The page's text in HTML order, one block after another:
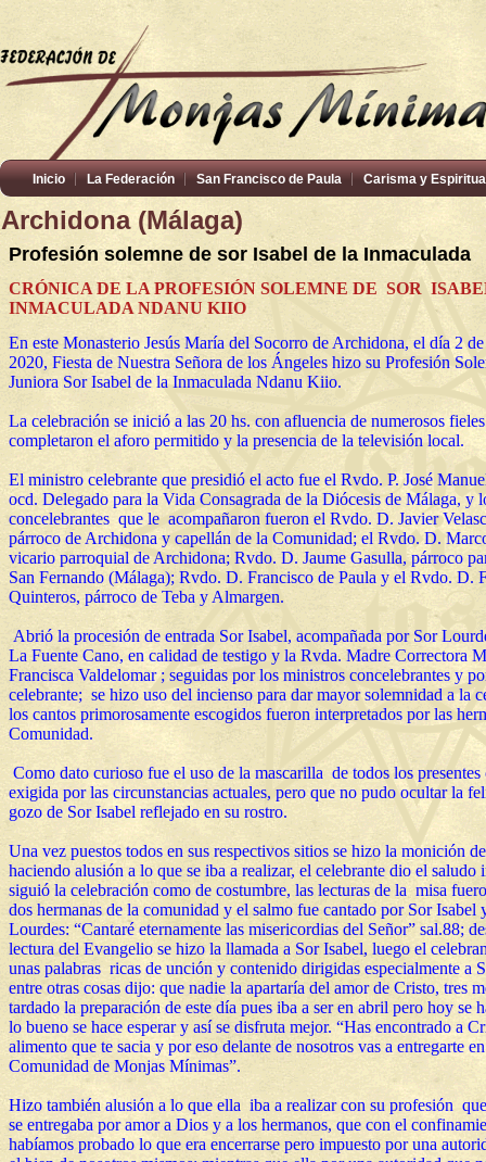
Inicio La Federación San Francisco de Paula Carisma y
Archidona (Málaga)
Profesión solemne de sor Isabel de la Inmaculada
CRÓNICA DE LA PROFESIÓN SOLEMNE DE SOR
INMACULADA NDANU KIIO
En este Monasterio Jesús María del Socorro de Archidona, el día 2
2020, Fiesta de Nuestra Señora de los Ángeles hizo su Profesión
Juniora Sor Isabel de la Inmaculada Ndanu Kiio.
La celebración se inició a las 20 hs. con afluencia de numerosos
completaron el aforo permitido y la presencia de la televisión local.
El ministro celebrante que presidió el acto fue el Rvdo. P. José
ocd. Delegado para la Vida Consagrada de la Diócesis de Málaga, y
concelebrantes que le acompañaron fueron el Rvdo. D. Javier
párroco de Archidona y capellán de la Comunidad; el Rvdo. D.
vicario parroquial de Archidona; Rvdo. D. Jaume Gasulla, párroco
San Fernando (Málaga); Rvdo. D. Francisco de Paula y el Rvdo. D.
Quinteros, párroco de Teba y Almargen.
Abrió la procesión de entrada Sor Isabel, acompañada por Sor
La Fuente Cano, en calidad de testigo y la Rvda. Madre Correctora
Francisca Valdelomar ; seguidas por los ministros concelebrantes y
celebrante; se hizo uso del incienso para dar mayor solemnidad a la
los cantos primorosamente escogidos fueron interpretados por las
Comunidad.
Como dato curioso fue el uso de la mascarilla de todos los presentes
exigida por las circunstancias actuales, pero que no pudo ocultar la
gozo de Sor Isabel reflejado en su rostro.
Una vez puestos todos en sus respectivos sitios se hizo la monición
haciendo alusión a lo que se iba a realizar, el celebrante dio el saludo
siguió la celebración como de costumbre, las lecturas de la misa
dos hermanas de la comunidad y el salmo fue cantado por Sor Isabel
Lourdes: “Cantaré eternamente las misericordias del Señor” sal.88;
lectura del Evangelio se hizo la llamada a Sor Isabel, luego el
unas palabras ricas de unción y contenido dirigidas especialmente a
entre otras cosas dijo: que nadie la apartaría del amor de Cristo, tres
tardado la preparación de este día pues iba a ser en abril pero hoy se
lo bueno se hace esperar y así se disfruta mejor. “Has encontrado a
alimento que te sacia y por eso delante de nosotros vas a entregarte
Comunidad de Monjas Mínimas”.
Hizo también alusión a lo que ella iba a realizar con su profesión
se entregaba por amor a Dios y a los hermanos, que con el
habíamos probado lo que era encerrarse pero impuesto por una